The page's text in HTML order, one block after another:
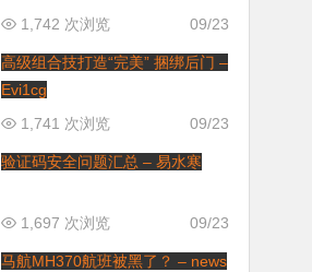
09/23
1,742 次浏览
高级组合技打造“完美” 捆绑后门 –
Evi1cg
09/23
1,741 次浏览
验证码安全问题汇总 – 易水寒
09/23
1,697 次浏览
马航MH370航班被黑了？ – news